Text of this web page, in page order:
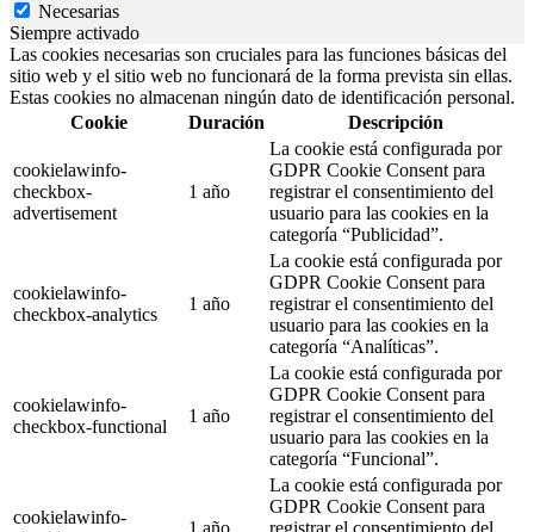
Necesarias
Siempre activado
Las cookies necesarias son cruciales para las funciones básicas del
sitio web y el sitio web no funcionará de la forma prevista sin ellas.
Estas cookies no almacenan ningún dato de identificación personal.
Cookie
Duración Descripción
cookielawinfo-
checkbox-
advertisement
1 año
La cookie está configurada por
GDPR Cookie Consent para
registrar el consentimiento del
usuario para las cookies en la
categoría “Publicidad”.
cookielawinfo-
checkbox-analytics
1 año
La cookie está configurada por
GDPR Cookie Consent para
registrar el consentimiento del
usuario para las cookies en la
categoría “Analíticas”.
cookielawinfo-
checkbox-functional
1 año
La cookie está configurada por
GDPR Cookie Consent para
registrar el consentimiento del
usuario para las cookies en la
categoría “Funcional”.
cookielawinfo-
La cookie está configurada por
GDPR Cookie Consent para